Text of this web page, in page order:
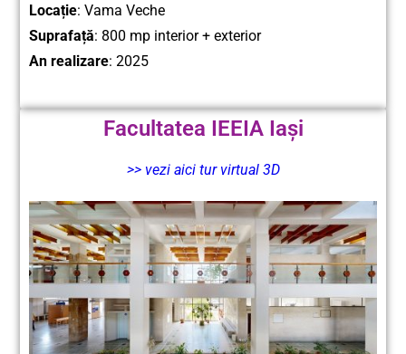
Locație: Vama Veche
Suprafață: 800 mp interior + exterior
An realizare: 2025
Facultatea IEEIA Iași
>> vezi aici tur virtual 3D